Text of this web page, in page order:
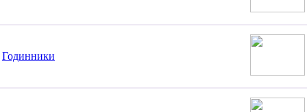
Годинники